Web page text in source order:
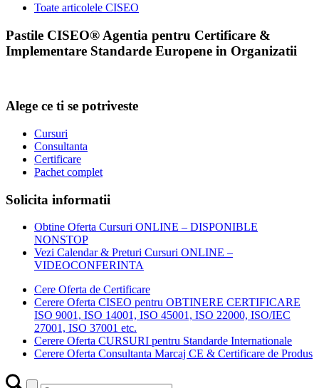
Toate articolele CISEO
Pastile CISEO® Agentia pentru Certificare &
Implementare Standarde Europene in Organizatii
Alege ce ti se potriveste
Cursuri
Consultanta
Certificare
Pachet complet
Solicita informatii
Obtine Oferta Cursuri ONLINE – DISPONIBLE
NONSTOP
Vezi Calendar & Preturi Cursuri ONLINE –
VIDEOCONFERINTA
Cere Oferta de Certificare
Cerere Oferta CISEO pentru OBTINERE CERTIFICARE
ISO 9001, ISO 14001, ISO 45001, ISO 22000, ISO/IEC
27001, ISO 37001 etc.
Cerere Oferta CURSURI pentru Standarde Internationale
Cerere Oferta Consultanta Marcaj CE & Certificare de Produs